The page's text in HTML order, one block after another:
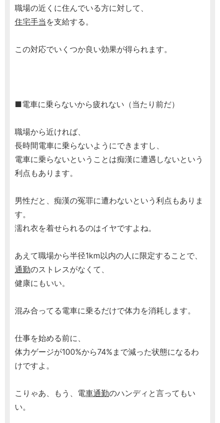
職場の近くに住んでいる方に対して、
住宅手当 を支給する。
この対応でいくつか良い効果が得られます。
■電車に乗らないから疲れない（当たり前だ）
職場から近ければ、
長時間電車に乗らないようにできますし、
電車に乗らないということは痴漢に遭遇しないという
利点もあります。
男性だと、痴漢の冤罪に遭わないという利点もありま
す。
濡れ衣を着せられるのはイヤですよね。
あえて職場から半径1km以内の人に限定することで、
通勤のストレスがなくて、
健康にもいい。
混み合ってる電車に乗るだけで体力を消耗します。
仕事を始める前に、
体力ゲージが100%から74%まで減った状態になるわ
けですよ。
こりゃあ、もう、電車通勤のハンディと言ってもい
い。